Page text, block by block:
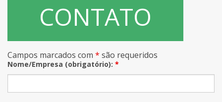
Buscar no Site
CONTATO
Campos marcados com * são requeridos
Nome/Empresa (obrigatório): *